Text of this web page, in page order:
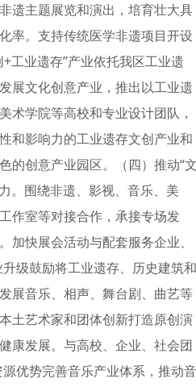
遗主题展览和演出，培育壮大具
率。支持传统医学非遗项目开设
工业遗存”产业依托我区工业遗
展文化创意产业，推出以工业遗
术学院等高校和专业设计团队，
和影响力的工业遗存文创产业和
的创意产业园区。（四）推动“文
。围绕非遗、影视、音乐、美
作室等对接合作，承接专场发
快展会活动与配套服务企业、
级鼓励将工业遗存、历史建筑和
展音乐、相声、舞台剧、曲艺等
土艺术家和团体创新打造原创演
康发展。与高校、企业、社会团
优势完善音乐产业体系，推动音